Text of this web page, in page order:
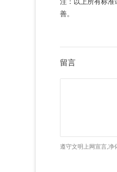
注：以上所有标准
善。
留言
遵守文明上网宣言,净